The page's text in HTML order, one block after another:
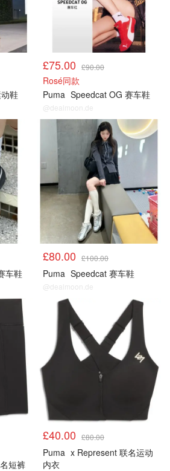
鞋
£75.00 £90.00
Rosé同款
Puma Speedcat OG 赛车鞋
@dealmoon.de
车鞋
£80.00 £100.00
Puma Speedcat 赛车鞋
@dealmoon.de
短裤
£40.00 £80.00
Puma x Represent 联名运动
内衣